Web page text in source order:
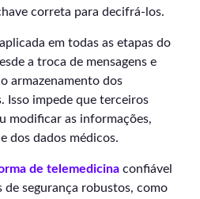
correta para decifrá-los.
em todas as etapas do
a troca de mensagens e
armazenamento dos
Isso impede que terceiros
modificar as informações,
dos dados médicos.
de telemedicina confiável
segurança robustos, como